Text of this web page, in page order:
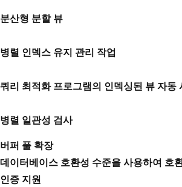
분산형 분할 뷰
병렬 인덱스 유지 관리 작업
쿼리 최적화 프로그램의 인덱싱된 뷰 자동
병렬 일관성 검사
버퍼 풀 확장
데이터베이스 호환성 수준을 사용하여 호
인증 지원